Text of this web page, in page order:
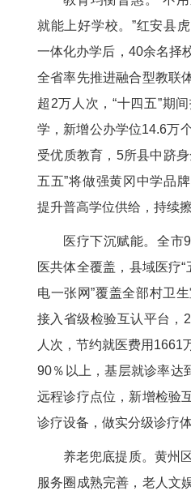
就能上好学校。”红安县
一体化办学后，40余名择
全省率先推进融合型教联
超2万人次，“十四五”期
学，新增公办学位14.6万
受优质教育，5所县中跻
五五”将做强黄冈中学品
提升普高学位供给，持续
医疗下沉赋能。全市
医共体全覆盖，县域医疗“
电一张网”覆盖全部村卫
接入省级检验互认平台，
人次，节约就医费用1661
90％以上，基层就诊率达
远程诊疗点位，新增检验
诊疗设备，做实分级诊疗体
养老兜底提质。黄州
服务圈成熟完善，老人文